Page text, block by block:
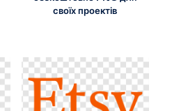
своїх проектів